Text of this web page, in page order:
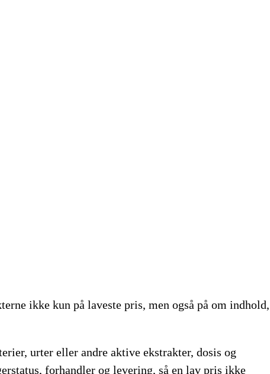
ikke kun på laveste pris, men også på om indhold,
urter eller andre aktive ekstrakter, dosis og
forhandler og levering, så en lav pris ikke